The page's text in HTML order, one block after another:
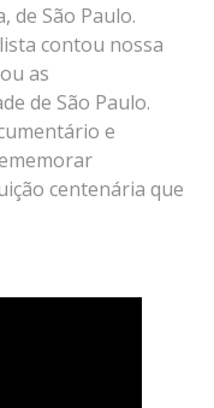
de São Paulo.
contou nossa
as
de São Paulo.
e
centenária que